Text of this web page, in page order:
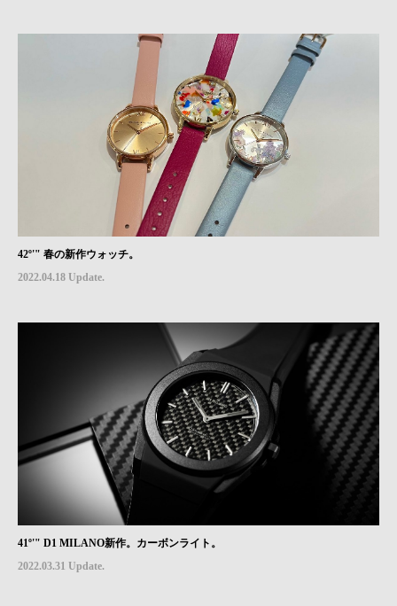
42º'" 春の新作ウォッチ。
2022.04.18 Update.
41º'" D1 MILANO新作。カーボンライト。
2022.03.31 Update.